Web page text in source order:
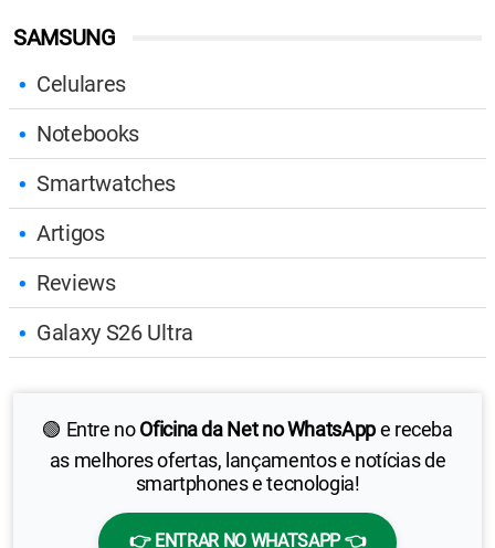
SAMSUNG
Celulares
Notebooks
Smartwatches
Artigos
Reviews
Galaxy S26 Ultra
🟢 Entre noOficina da Net no WhatsAppe receba
as melhores ofertas, lançamentos e notícias de
smartphones e tecnologia!
👉 ENTRAR NO WHATSAPP 👈